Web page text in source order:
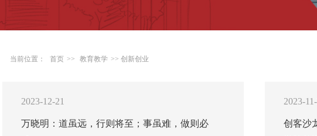
当前位置： 首页 >> 教育教学 >> 创新创业
2023-12-21
万晓明：道虽远，行则将至；事虽难，做则必
2023-
创客沙